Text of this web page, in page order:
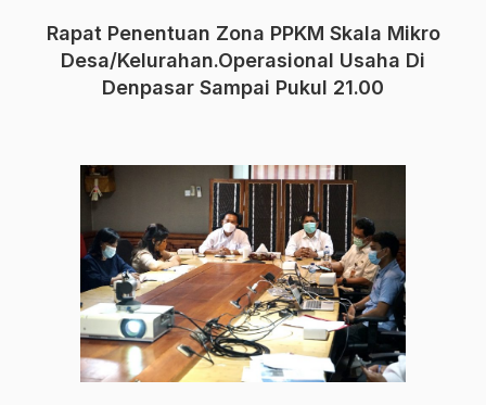
Rapat Penentuan Zona PPKM Skala Mikro
Desa/Kelurahan.Operasional Usaha Di
Denpasar Sampai Pukul 21.00